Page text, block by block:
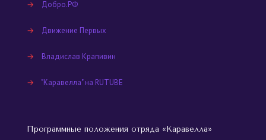
→ Добро.РФ
→ Движение Первых
→ Владислав Крапивин
→ "Каравелла" на RUTUBE
Программные положения отряда «Каравелла»